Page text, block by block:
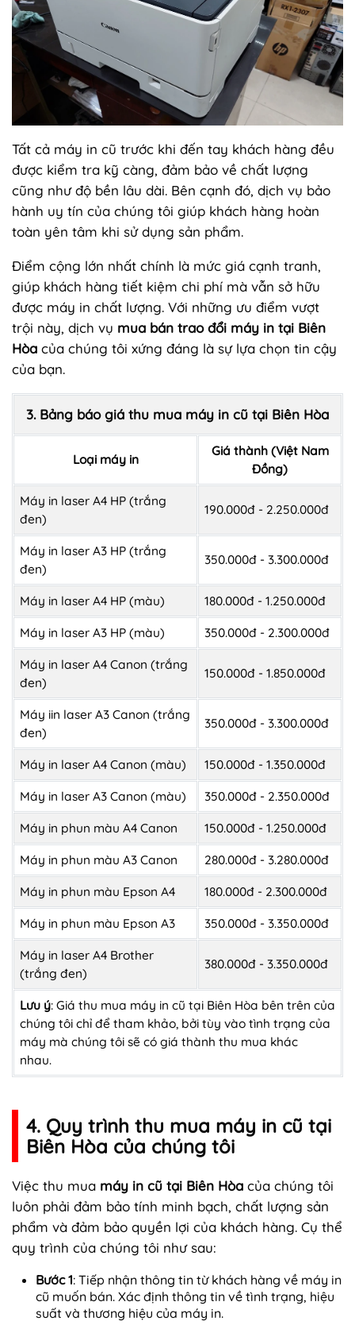
Tất cả máy in cũ trước khi đến tay khách hàng đều
được kiểm tra kỹ càng, đảm bảo về chất lượng
cũng như độ bền lâu dài. Bên cạnh đó, dịch vụ bảo
hành uy tín của chúng tôi giúp khách hàng hoàn
toàn yên tâm khi sử dụng sản phẩm.
Điểm cộng lớn nhất chính là mức giá cạnh tranh,
giúp khách hàng tiết kiệm chi phí mà vẫn sở hữu
được máy in chất lượng. Với những ưu điểm vượt
trội này, dịch vụ mua bán trao đổi máy in tại Biên
Hòa của chúng tôi xứng đáng là sự lựa chọn tin cậy
của bạn.
3. Bảng báo giá thu mua máy in cũ tại Biên Hòa
Loại máy in
Giá thành (Việt Nam
Đồng)
Máy in laser A4 HP (trắng
đen)
190.000đ - 2.250.000đ
Máy in laser A3 HP (trắng
đen)
350.000đ - 3.300.000đ
Máy in laser A4 HP (màu)
180.000đ - 1.250.000đ
Máy in laser A3 HP (màu)
350.000đ - 2.300.000đ
Máy in laser A4 Canon (trắng
đen)
150.000đ - 1.850.000đ
Máy iin laser A3 Canon (trắng
đen)
350.000đ - 3.300.000đ
Máy in laser A4 Canon (màu)
150.000đ - 1.350.000đ
Máy in laser A3 Canon (màu)
350.000đ - 2.350.000đ
Máy in phun màu A4 Canon
150.000đ - 1.250.000đ
Máy in phun màu A3 Canon
280.000đ - 3.280.000đ
Máy in phun màu Epson A4
180.000đ - 2.300.000đ
Máy in phun màu Epson A3
350.000đ - 3.350.000đ
Máy in laser A4 Brother
(trắng đen)
380.000đ - 3.350.000đ
Lưu ý: Giá thu mua máy in cũ tại Biên Hòa bên trên của
chúng tôi chỉ để tham khảo, bởi tùy vào tình trạng của
máy mà chúng tôi sẽ có giá thành thu mua khác
nhau.
4. Quy trình thu mua máy in cũ tại
Biên Hòa của chúng tôi
Việc thu mua máy in cũ tại Biên Hòa của chúng tôi
luôn phải đảm bảo tính minh bạch, chất lượng sản
phẩm và đảm bảo quyền lợi của khách hàng. Cụ thể
quy trình của chúng tôi như sau:
Bước 1: Tiếp nhận thông tin từ khách hàng về máy in
cũ muốn bán. Xác định thông tin về tình trạng, hiệu
suất và thương hiệu của máy in.